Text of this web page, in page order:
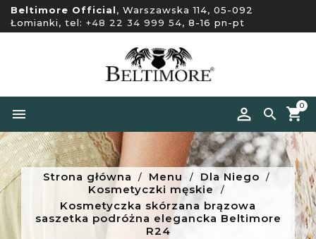
Beltimore Official, Warszawska 114, 05-092
Łomianki, tel: +48 22 34 999 54, 8-16 pn-pt


0
Strona główna Menu
Dla Niego
Kosmetyczki męskie
Kosmetyczka skórzana brązowa
saszetka podróżna elegancka Beltimore
R24